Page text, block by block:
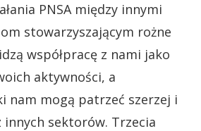
PNSA między innymi
stowarzyszającym rożne
współpracę z nami jako
aktywności, a
nam mogą patrzeć szerzej i
innych sektorów. Trzecia